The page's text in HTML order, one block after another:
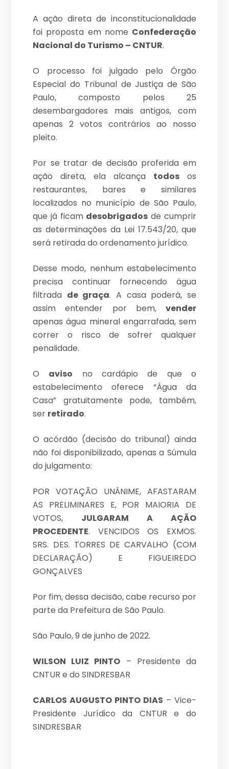
A ação direta de inconstitucionalidade
foi proposta em nome Confederação
Nacional do Turismo – CNTUR.
O processo foi julgado pelo Órgão
Especial do Tribunal de Justiça de São
Paulo, composto pelos 25
desembargadores mais antigos, com
apenas 2 votos contrários ao nosso
pleito.
Por se tratar de decisão proferida em
ação direta, ela alcança todosos
restaurantes, bares e similares
localizados no município de São Paulo,
que já ficam desobrigados de cumprir
as determinações da Lei 17.543/20, que
será retirada do ordenamento jurídico.
Desse modo, nenhum estabelecimento
precisa continuar fornecendo água
filtrada de graça. A casa poderá, se
assim entender por bem, vender
apenas água mineral engarrafada, sem
correr o risco de sofrer qualquer
penalidade.
O aviso no cardápio de que o
estabelecimento oferece “Água da
Casa” gratuitamente pode, também,
ser retirado.
O acórdão (decisão do tribunal) ainda
não foi disponibilizado, apenas a Súmula
do julgamento:
POR VOTAÇÃO UNÂNIME, AFASTARAM
AS PRELIMINARES E, POR MAIORIA DE
VOTOS, JULGARAM A AÇÃO
PROCEDENTE. VENCIDOS OS EXMOS.
SRS. DES. TORRES DE CARVALHO (COM
DECLARAÇÃO) E FIGUEIREDO
GONÇALVES
Por fim, dessa decisão, cabe recurso por
parte da Prefeitura de São Paulo.
São Paulo, 9 de junho de 2022.
WILSON LUIZ PINTO – Presidente da
CNTUR e do SINDRESBAR
CARLOS AUGUSTO PINTO DIAS – Vice-
Presidente Jurídico da CNTUR e do
SINDRESBAR